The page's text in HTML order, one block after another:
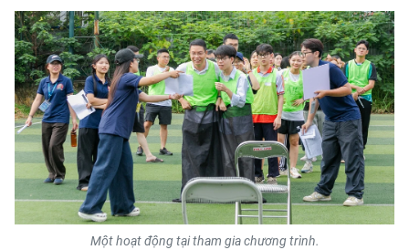
Infographic
TIN MỚI
TIN ĐỊA PHƯƠNG
Trung du và miền núi phía Bắc
Đồng bằng sông Hồng
Bắc Trung BộMột hoạt động tại tham gia chương trình.